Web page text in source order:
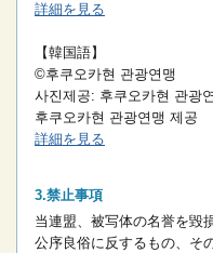
詳細を見る
【韓国語】
©후쿠오카현 관광연맹
사진제공: 후쿠오카현 관광
후쿠오카현 관광연맹 제공
詳細を見る
禁止事項
当連盟、被写体の名誉を毀
公序良俗に反するもの、そ